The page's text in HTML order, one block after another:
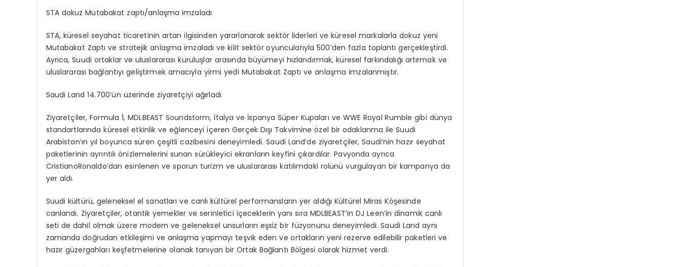
STA dokuz Mutabakat zaptı/anlaşma imzaladı
STA, küresel seyahat ticaretinin artan ilgisinden yararlanarak sektör liderleri ve küresel markalarla dokuz yeni
Mutabakat Zaptı ve stratejik anlaşma imzaladı ve kilit sektör oyuncularıyla 500’den fazla toplantı gerçekleştirdi.
Ayrıca, Suudi ortaklar ve uluslararası kuruluşlar arasında büyümeyi hızlandırmak, küresel farkındalığı artırmak ve
uluslararası bağlantıyı geliştirmek amacıyla yirmi yedi Mutabakat Zaptı ve anlaşma imzalanmıştır.
Saudi Land 14.700’ün üzerinde ziyaretçiyi ağırladı
Ziyaretçiler, Formula 1, MDLBEAST Soundstorm, İtalya ve İspanya Süper Kupaları ve WWE Royal Rumble gibi dünya
standartlarında küresel etkinlik ve eğlenceyi içeren Gerçek Dışı Takvimine özel bir odaklanma ile Suudi
Arabistan’ın yıl boyunca süren çeşitli cazibesini deneyimledi. Saudi Land’de ziyaretçiler, Saudi’nin hazır seyahat
paketlerinin ayrıntılı önizlemelerini sunan sürükleyici ekranların keyfini çıkardılar. Pavyonda ayrıca
CristianoRonaldo’dan esinlenen ve sporun turizm ve uluslararası katılımdaki rolünü vurgulayan bir kampanya da
yer aldı.
Suudi kültürü, geleneksel el sanatları ve canlı kültürel performansların yer aldığı Kültürel Miras Köşesinde
canlandı. Ziyaretçiler, otantik yemekler ve serinletici içeceklerin yanı sıra MDLBEAST’in DJ Leen’in dinamik canlı
seti de dahil olmak üzere modern ve geleneksel unsurların eşsiz bir füzyonunu deneyimledi. Saudi Land aynı
zamanda doğrudan etkileşimi ve anlaşma yapmayı teşvik eden ve ortakların yeni rezerve edilebilir paketleri ve
hazır güzergahları keşfetmelerine olanak tanıyan bir Ortak Bağlantı Bölgesi olarak hizmet verdi.